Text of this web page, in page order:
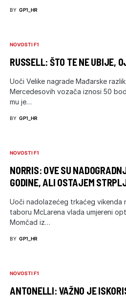
BY GP1_HR
NOVOSTI F1
RUSSELL: ŠTO TE NE UBIJE,
Uoči Velike nagrade Mađarske
Mercedesovih vozača iznosi 50
mu je…
BY GP1_HR
NOVOSTI F1
NORRIS: OVE SU
GODINE, ALI OSTAJEM
Uoči nadolazećeg trkaćeg vikenda
taboru McLarena vlada umjereni
Momčad iz…
BY GP1_HR
NOVOSTI F1
ANTONELLI: VAŽNO JE